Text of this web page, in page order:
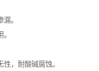
。
，耐酸碱腐蚀。